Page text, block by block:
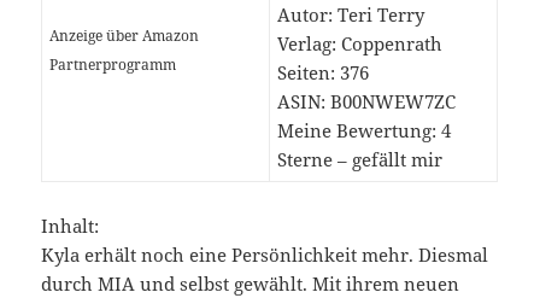
Anzeige über Amazon
Partnerprogramm
Autor: Teri Terry
Verlag: Coppenrath
Seiten: 376
ASIN: B00NWEW7ZC
Meine Bewertung: 4
Sterne – gefällt mir
Inhalt:
Kyla erhält noch eine Persönlichkeit mehr. Diesmal
durch MIA und selbst gewählt. Mit ihrem neuen